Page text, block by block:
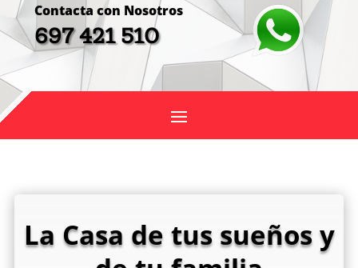
Contacta con Nosotros
697 421 510
La Casa de tus sueños y